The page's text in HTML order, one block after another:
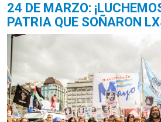
24 DE MARZO:
PATRIA QUE SOÑARON